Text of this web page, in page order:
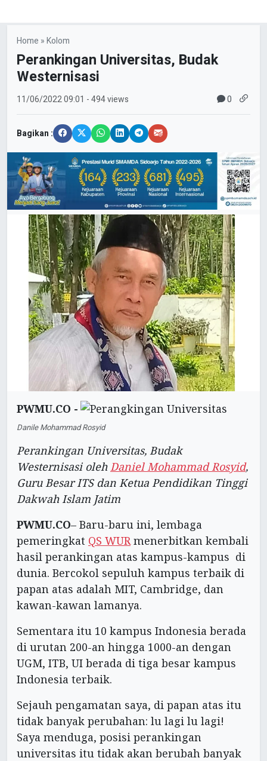
Home »Kolom
Perankingan Universitas, Budak
Westernisasi
11/06/202209:01 - 494 views 0
Bagikan :
PWMU.CO -
Danile Mohammad Rosyid
Perankingan Universitas, Budak
Westernisasi olehDaniel Mohammad Rosyid,
Guru Besar ITS dan Ketua Pendidikan Tinggi
Dakwah Islam Jatim
PWMU.CO– Baru-baru ini, lembaga
pemeringkat QS WURmenerbitkan kembali
hasil perankingan atas kampus-kampus di
dunia. Bercokol sepuluh kampus terbaik di
papan atas adalah MIT, Cambridge, dan
kawan-kawan lamanya.
Sementara itu 10 kampus Indonesia berada
di urutan 200-an hingga 1000-an dengan
UGM, ITB, UI berada di tiga besar kampus
Indonesia terbaik.
Sejauh pengamatan saya, di papan atas itu
tidak banyak perubahan: lu lagi lu lagi!
Saya menduga, posisi perankingan
universitas itu tidak akan berubah banyak